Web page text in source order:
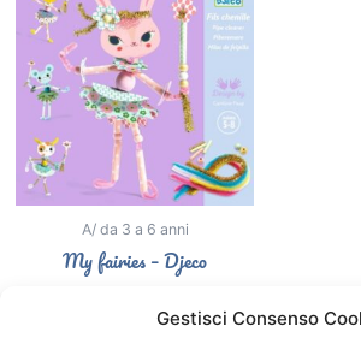
Gestisci Consenso
A/ da 3 a 6 anni
My fairies – Djeco